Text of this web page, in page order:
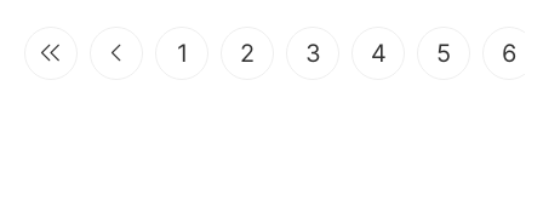
1 2 3 4 5 6